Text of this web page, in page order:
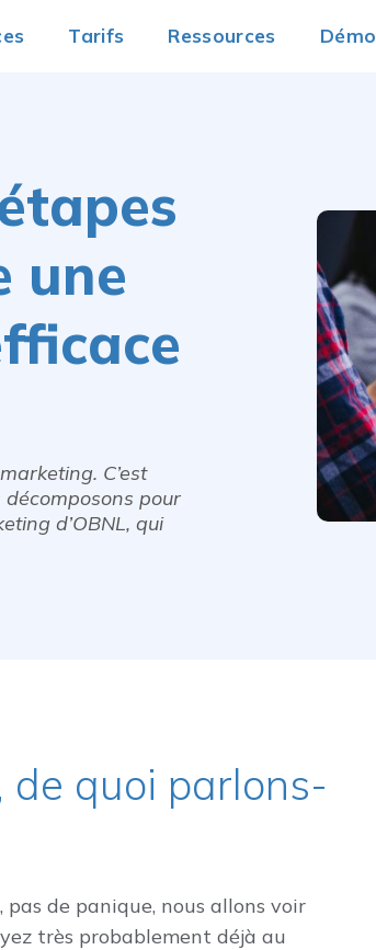
Tarifs Ressources Démo
une
C’est
pour
d’OBNL, qui
de quoi parlons-
pas de panique, nous allons voir
très probablement déjà au